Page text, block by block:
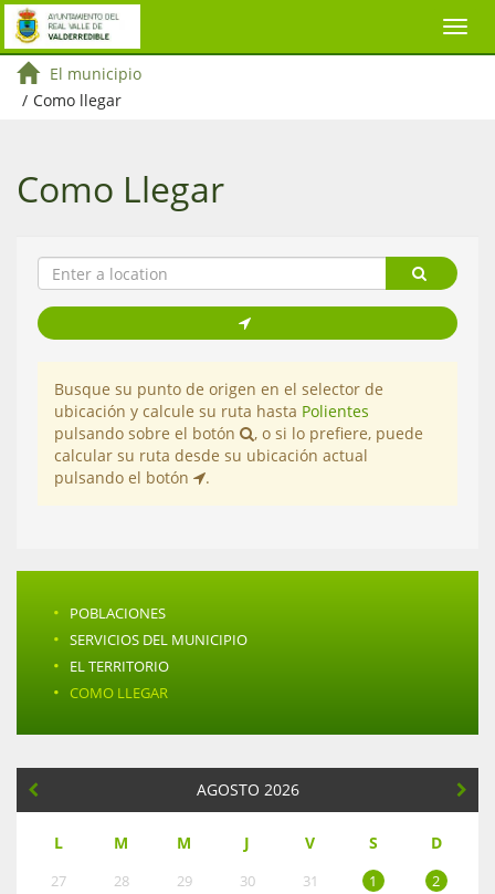
El municipio
/ Como llegar
Como Llegar
Busque su punto de origen en el selector de
ubicación y calcule su ruta hasta Polientes
pulsando sobre el botón
, o si lo prefiere, puede
calcular su ruta desde su ubicación actual
pulsando el botón
.
· POBLACIONES
· SERVICIOS DEL MUNICIPIO
· EL TERRITORIO
· COMO LLEGAR
AGOSTO 2026
L M M J V S D
27 28 29 30 31 1
2